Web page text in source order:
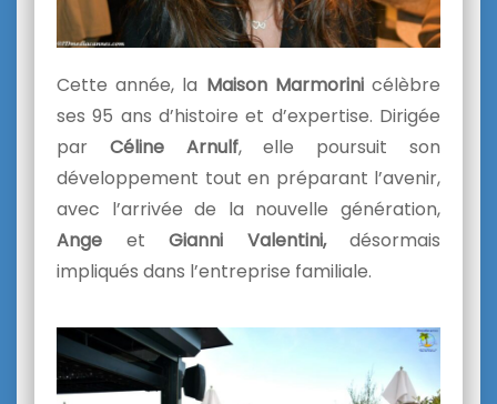
Cette année, la Maison Marmorinicélèbre
ses 95 ans d’histoire et d’expertise. Dirigée
par Céline Arnulf, elle poursuit son
développement tout en préparant l’avenir,
avec l’arrivée de la nouvelle génération,
Ange et Gianni Valentini,désormais
impliqués dans l’entreprise familiale.